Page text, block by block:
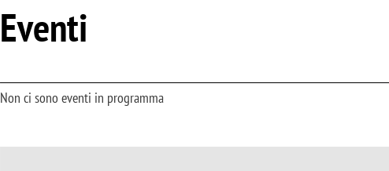
Eventi
Non ci sono eventi in programma